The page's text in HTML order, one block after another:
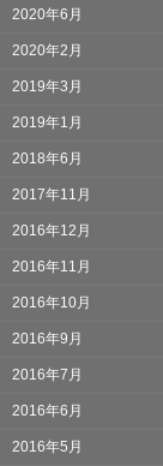
2020年6月
2020年2月
2019年3月
2019年1月
2018年6月
2017年11月
2016年12月
2016年11月
2016年10月
2016年9月
2016年7月
2016年6月
2016年5月